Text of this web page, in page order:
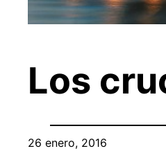
Los
26 enero, 2016